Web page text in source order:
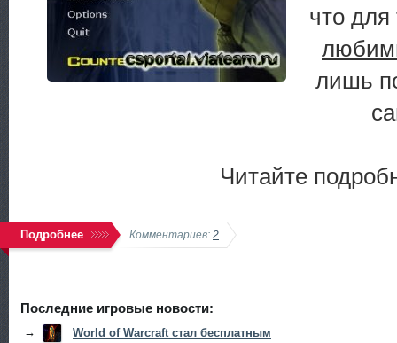
что для
лишь
Читайте
Подробнее Комментариев: 2
Последние игровые новости:
→
World of Warcraft стал бесплатным